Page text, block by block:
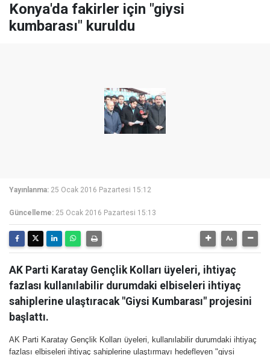
Konya'da fakirler için "giysi
kumbarası" kuruldu
Yayınlanma: 25 Ocak 2016 Pazartesi 15:12
Güncelleme: 25 Ocak 2016 Pazartesi 15:13
AK Parti Karatay Gençlik Kolları üyeleri, ihtiyaç
fazlası kullanılabilir durumdaki elbiseleri ihtiyaç
sahiplerine ulaştıracak "Giysi Kumbarası" projesini
başlattı.
AK Parti Karatay Gençlik Kolları üyeleri, kullanılabilir durumdaki ihtiyaç
fazlası elbiseleri ihtiyaç sahiplerine ulaştırmayı hedefleyen "giysi